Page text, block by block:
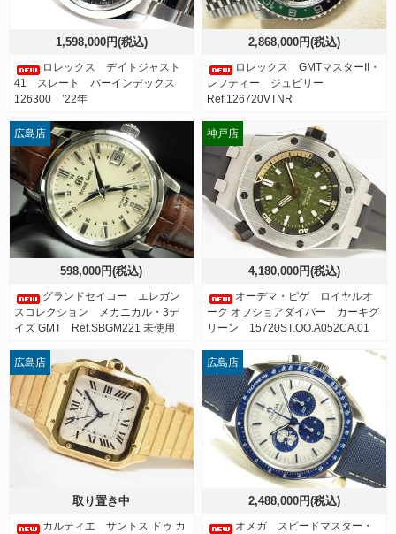
1,598,000円(税込)
ロレックス デイトジャスト
41 スレート バーインデックス
126300 ’22年
2,868,000円(税込)
ロレックス GMTマスターII・
レフティー ジュビリー
Ref.126720VTNR
598,000円(税込)
グランドセイコー エレガン
スコレクション メカニカル・3デ
イズ GMT Ref.SBGM221 未使用
広島店
4,180,000円(税込)
オーデマ・ピゲ ロイヤルオ
ーク オフショアダイバー カーキグ
リーン 15720ST.OO.A052CA.01
神戸店
取り置き中
カルティエ サントス ドゥ カ
広島店
2,488,000円(税込)
オメガ スピードマスター・
広島店